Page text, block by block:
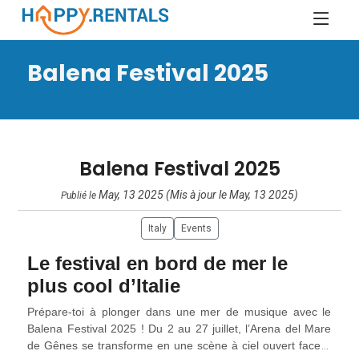
Balena Festival 2025
Balena Festival 2025
Publié le May, 13 2025 (Mis à jour le May, 13 2025)
Italy Events
Le festival en bord de mer le
plus cool d’Italie
Prépare-toi à plonger dans une mer de musique avec le
Balena Festival 2025 ! Du 2 au 27 juillet, l’Arena del Mare
de Gênes se transforme en une scène à ciel ouvert face à